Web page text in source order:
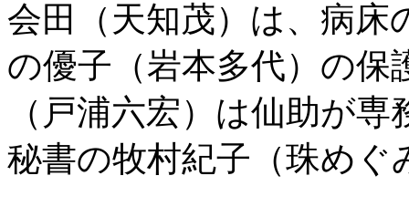
会田（天知茂）は、病床
の優子（岩本多代）の保
（戸浦六宏）は仙助が
秘書の牧村紀子（珠め